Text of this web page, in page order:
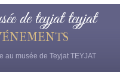
de teyjat teyjat
au musée de Teyjat TEYJAT